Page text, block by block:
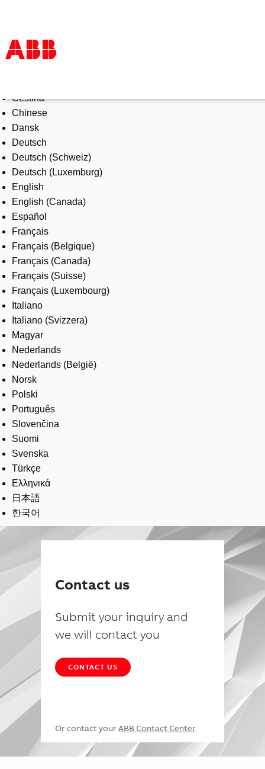
Products & Solutions
Industries
Services
About us
Where to buy
Contact us
Careers
Čeština
Chinese
Dansk
Deutsch
Deutsch (Schweiz)
Deutsch (Luxemburg)
English
English (Canada)
Español
Français
Français (Belgique)
Français (Canada)
Français (Suisse)
Français (Luxembourg)
Italiano
Italiano (Svizzera)
Magyar
Nederlands
Nederlands (België)
Norsk
Polski
Português
Slovenčina
Suomi
Svenska
Türkçe
Ελληνικά
日本語
한국어
Contact us
Submit your inquiry and
we will contact you
CONTACT US
Or contact your ABB Contact Center